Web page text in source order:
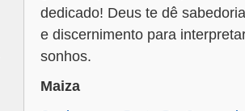
dedicado! Deus te dê sabedoria
e discernimento para
sonhos.
Maiza